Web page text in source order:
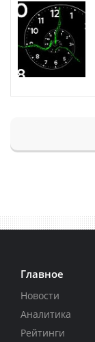
Главное
Новости
Аналитика
Рейтинги